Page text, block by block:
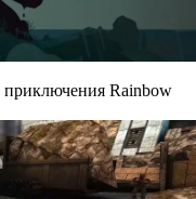
приключения Rainbow